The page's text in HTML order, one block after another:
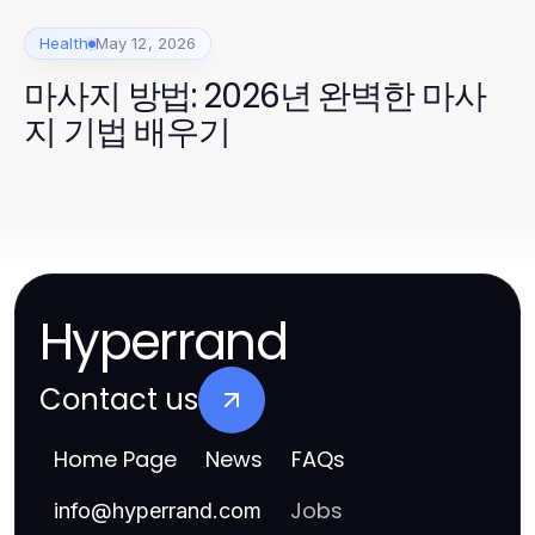
Health May 12, 2026
마사지 방법: 2026년 완벽한 마사
지 기법 배우기
Hyperrand
Contact us
Home Page News FAQs
info@hyperrand.com Jobs